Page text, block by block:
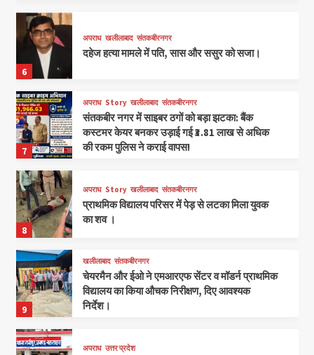
6
अपराध खलीलाबाद संतकबीरनगर
दहेज हत्या मामले में पति, सास और ससुर को सजा।
7
अपराध Story खलीलाबाद संतकबीरनगर
संतकबीर नगर में साइबर ठगों को बड़ा झटका: बैंक
कस्टमर केयर बनकर उड़ाई गई ₹3.81 लाख से अधिक
की रकम पुलिस ने कराई वापस!
8
अपराध Story खलीलाबाद संतकबीरनगर
प्राथमिक विद्यालय परिसर में पेड़ से लटका मिला युवक
का शव ।
9
खलीलाबाद संतकबीरनगर
चेयरमैन और ईओ ने एमआरएफ सेंटर व मॉडर्न प्राथमिक
विद्यालय का किया औचक निरीक्षण, दिए आवश्यक
निर्देश।
अपराध उत्तर प्रदेश